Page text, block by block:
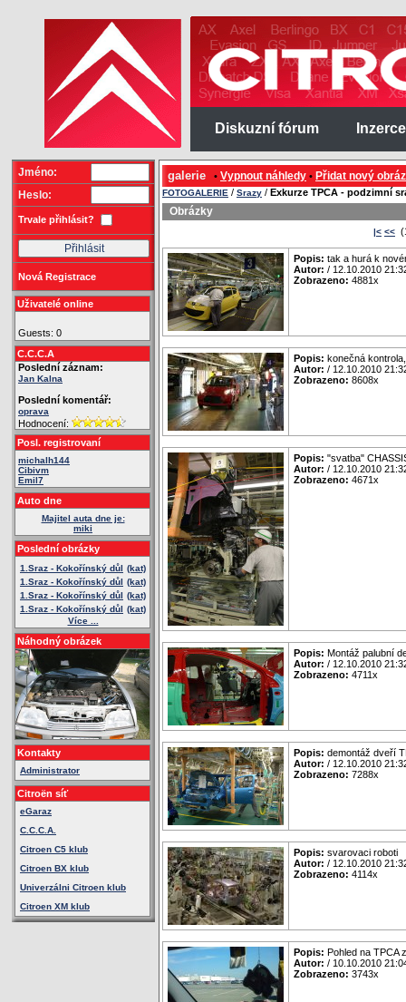
Diskuzní fórum Inzerce
Jméno:
Heslo:
Trvale přihlásit?
Nová Registrace
Uživatelé online
Guests: 0
C.C.C.A
Poslední záznam:
Jan Kalna
Poslední komentář:
oprava
Hodnocení:
Posl. registrovaní
michalh144
Cibivm
Emil7
Auto dne
Majitel auta dne je:
miki
Poslední obrázky
1.Sraz - Kokořínský důl (kat)
1.Sraz - Kokořínský důl (kat)
1.Sraz - Kokořínský důl (kat)
1.Sraz - Kokořínský důl (kat)
Více ...
Náhodný obrázek
Kontakty
Administrator
Citroën síť
eGaraz
C.C.C.A.
Citroen C5 klub
Citroen BX klub
Univerzálni Citroen klub
Citroen XM klub
galerie • Vypnout náhledy • Přidat nový
FOTOGALERIE / Srazy / Exkurze TPCA - podzimní
Obrázky
|< <<
Popis: tak a hurá k
Autor: / 12.10.2010
Zobrazeno: 4881x
Popis: konečná
Autor: / 12.10.2010
Zobrazeno: 8608x
Popis: "svatba"
Autor: / 12.10.2010
Zobrazeno: 4671x
Popis: Montáž palubní
Autor: / 12.10.2010
Zobrazeno: 4711x
Popis: demontáž dveří
Autor: / 12.10.2010
Zobrazeno: 7288x
Popis: svarovaci roboti
Autor: / 12.10.2010
Zobrazeno: 4114x
Popis: Pohled na TPCA
Autor: / 10.10.2010
Zobrazeno: 3743x